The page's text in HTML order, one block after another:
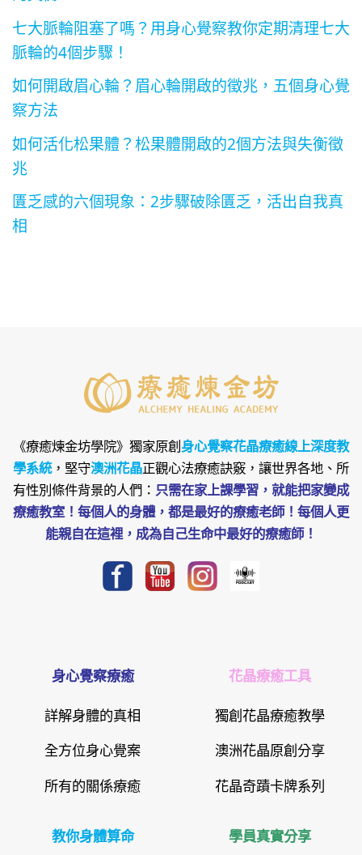
七大脈輪阻塞了嗎？用身心覺察教你定期清理七大
脈輪的4個步驟！
如何開啟眉心輪？眉心輪開啟的徵兆，五個身心覺
察方法
如何活化松果體？松果體開啟的2個方法與失衡徵
兆
匱乏感的六個現象：2步驟破除匱乏，活出自我真
相
《療癒煉金坊學院》 獨家原創身心覺察花晶療癒線上深度教
學系統，堅守澳洲花晶正觀心法療癒訣竅，讓世界各地、所
有性別條件背景的人們： 只需在家上課學習，就能把家變成
療癒教室！每個人的身體，都是最好的療癒老師！每個人更
能親自在這裡，成為自己生命中最好的療癒師！
身心覺察療癒
詳解身體的真相
全方位身心覺案
所有的關係療癒
花晶療癒工具
獨創花晶療癒教學
澳洲花晶原創分享
花晶奇蹟卡牌系列
教你身體算命 學員真實分享